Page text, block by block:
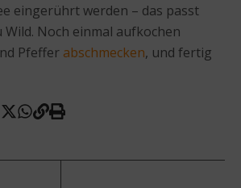
eingerührt werden – das passt
Noch einmal aufkochen
Pfeffer abschmecken, und fertig